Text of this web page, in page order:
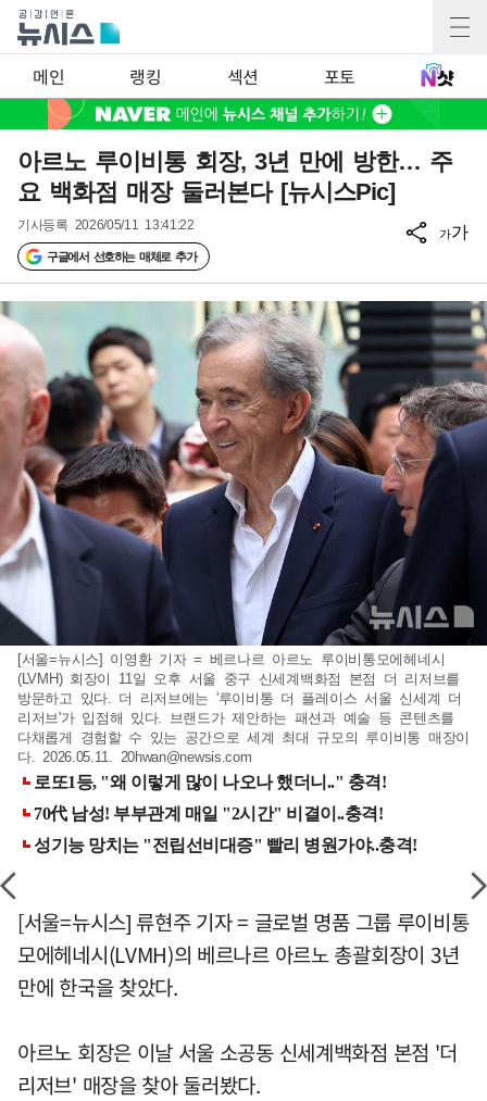
메인 랭킹 섹션 포토
아르노 루이비통 회장, 3년 만에 방한… 주
요 백화점 매장 둘러본다 [뉴시스Pic]
기사등록 2026/05/11 13:41:22
구글에서 선호하는 매체로 추가
가가
[서울=뉴시스] 이영환 기자 = 베르나르 아르노 루이비통모에헤네시
(LVMH) 회장이 11일 오후 서울 중구 신세계백화점 본점 더 리저브를
방문하고 있다. 더 리저브에는 '루이비통 더 플레이스 서울 신세계 더
리저브'가 입점해 있다. 브랜드가 제안하는 패션과 예술 등 콘텐츠를
다채롭게 경험할 수 있는 공간으로 세계 최대 규모의 루이비통 매장이
다. 2026.05.11. 20hwan@newsis.com
[서울=뉴시스] 류현주 기자 = 글로벌 명품 그룹 루이비통
모에헤네시(LVMH)의 베르나르 아르노 총괄회장이 3년
만에 한국을 찾았다.
아르노 회장은 이날 서울 소공동 신세계백화점 본점 '더
리저브' 매장을 찾아 둘러봤다.